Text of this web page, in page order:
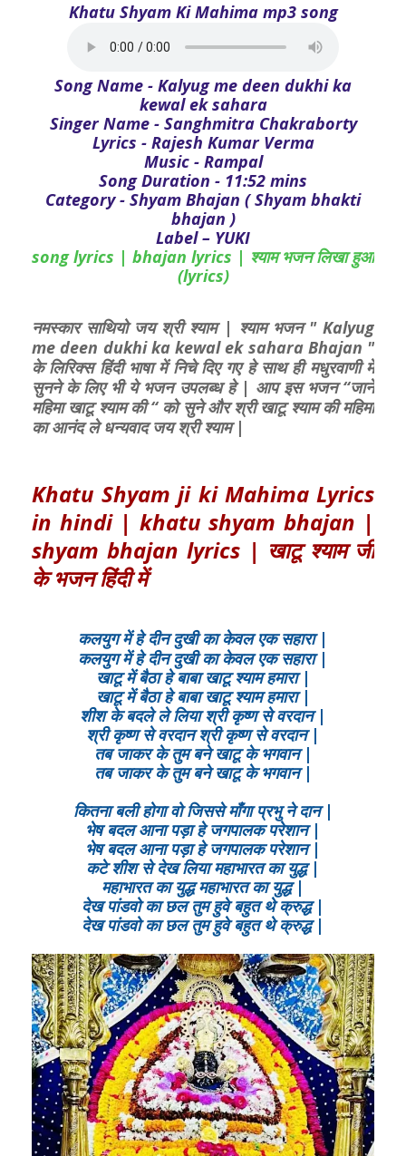
Khatu Shyam Ki Mahima mp3 song
Song Name - Kalyug me deen dukhi ka
kewal ek sahara
Singer Name - Sanghmitra Chakraborty
Lyrics - Rajesh Kumar Verma
Music - Rampal
Song Duration - 11:52 mins
Category - Shyam Bhajan ( Shyam bhakti
bhajan )
Label – YUKI
song lyrics | bhajan lyrics | श्याम भजन लिखा हुआ
(lyrics)
नमस्कार साथियो जय श्री श्याम | श्याम भजन " Kalyug
me deen dukhi ka kewal ek sahara Bhajan "
के लिरिक्स हिंदी भाषा में निचे दिए गए हे साथ ही मधुरवाणी में
सुनने के लिए भी ये भजन उपलब्ध हे | आप इस भजन “जाने
महिमा खाटू श्याम की “ को सुने और श्री खाटू श्याम की महिमा
का आनंद ले धन्यवाद जय श्री श्याम |
Khatu Shyam ji ki Mahima Lyrics
in hindi | khatu shyam bhajan |
shyam bhajan lyrics | खाटू श्याम जी
के भजन हिंदी में
कलयुग में हे दीन दुखी का केवल एक सहारा |
कलयुग में हे दीन दुखी का केवल एक सहारा |
खाटू में बैठा हे बाबा खाटू श्याम हमारा |
खाटू में बैठा हे बाबा खाटू श्याम हमारा |
शीश के बदले ले लिया श्री कृष्ण से वरदान |
श्री कृष्ण से वरदान श्री कृष्ण से वरदान |
तब जाकर के तुम बने खाटू के भगवान |
तब जाकर के तुम बने खाटू के भगवान |
कितना बली होगा वो जिससे माँगा प्रभु ने दान |
भेष बदल आना पड़ा हे जगपालक परेशान |
भेष बदल आना पड़ा हे जगपालक परेशान |
कटे शीश से देख लिया महाभारत का युद्ध |
महाभारत का युद्ध महाभारत का युद्ध |
देख पांडवो का छल तुम हुवे बहुत थे क्रुद्ध |
देख पांडवो का छल तुम हुवे बहुत थे क्रुद्ध |